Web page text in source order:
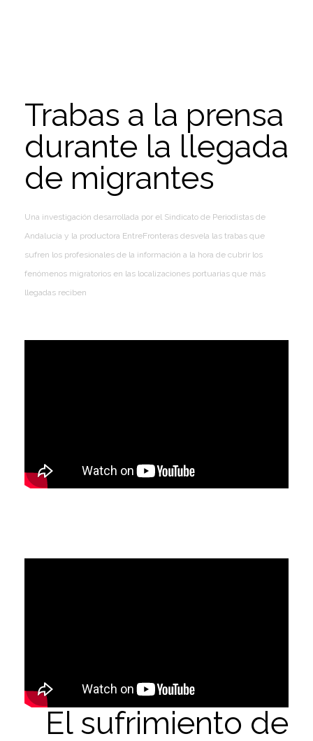
Trabas a la prensa
durante la llegada
de migrantes
Una investigación desarrollada por el Sindicato de Periodistas de
Andalucía y la productora EntreFronteras desvela las trabas que
sufren los profesionales de la información a la hora de cubrir los
fenómenos migratorios en las localizaciones portuarias que más
llegadas reciben
El sufrimiento de